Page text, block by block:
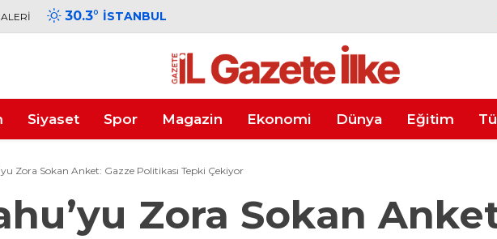
30.3° İSTANBUL
Siyaset Spor Magazin Ekonomi Dünya Eğitim
Zora Sokan Anket: Gazze Politikası Tepki Çekiyor
Zora Sokan